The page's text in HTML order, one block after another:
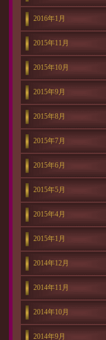
2016年1月
2015年11月
2015年10月
2015年9月
2015年8月
2015年7月
2015年6月
2015年5月
2015年4月
2015年1月
2014年12月
2014年11月
2014年10月
2014年9月